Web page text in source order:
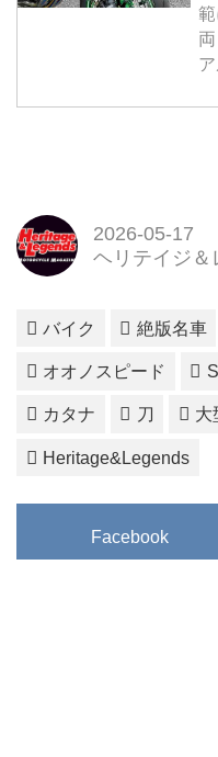
2026-05-17
ヘリテイジ＆
バイク 絶版名車
オオノスピード
カタナ 刀 大
Heritage&Legends
Facebook